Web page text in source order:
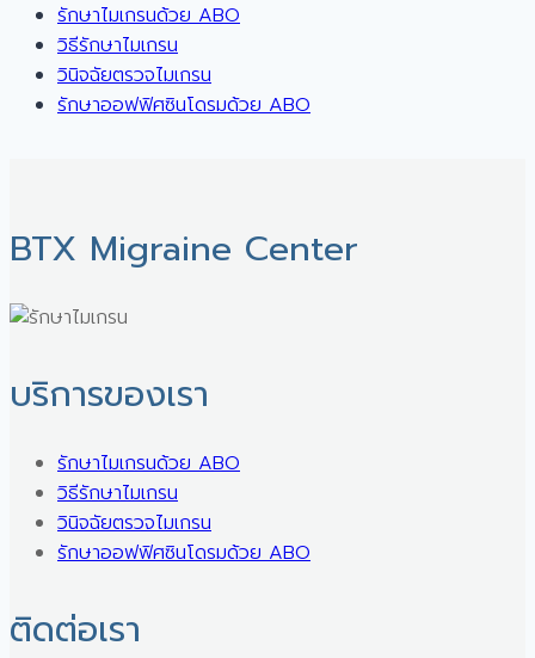
รักษาไมเกรนด้วย ABO
วิธีรักษาไมเกรน
วินิจฉัยตรวจไมเกรน
รักษาออฟฟิศซินโดรมด้วย ABO
BTX Migraine Center ㅤ
บริการของเรา
รักษาไมเกรนด้วย ABO
วิธีรักษาไมเกรน
วินิจฉัยตรวจไมเกรน
รักษาออฟฟิศซินโดรมด้วย ABO
ติดต่อเรา